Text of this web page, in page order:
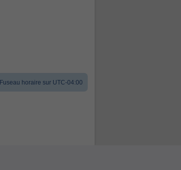
Fuseau horaire sur UTC-04:00